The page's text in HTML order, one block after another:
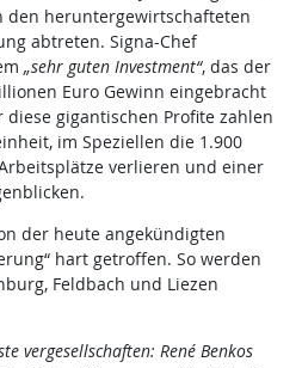
den heruntergewirtschafteten
abtreten. Signa-Chef
„sehr guten Investment“, das der
Euro Gewinn eingebracht
gigantischen Profite zahlen
im Speziellen die 1.900
verlieren und einer
der heute angekündigten
hart getroffen. So werden
Feldbach und Liezen
vergesellschaften: René Benkos